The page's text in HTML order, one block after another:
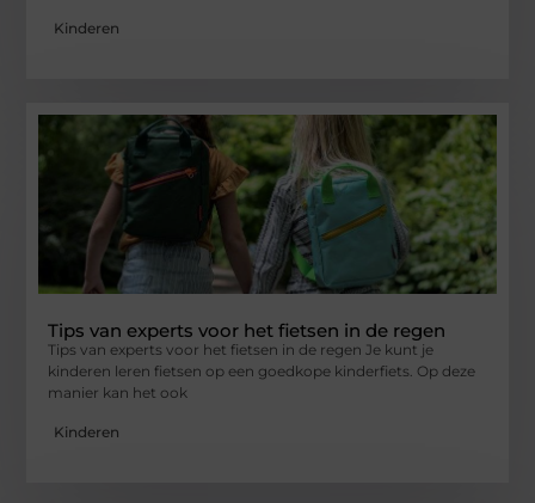
Kinderen
Tips van experts voor het fietsen in de regen
Tips van experts voor het fietsen in de regen Je kunt je
kinderen leren fietsen op een goedkope kinderfiets. Op deze
manier kan het ook
Kinderen